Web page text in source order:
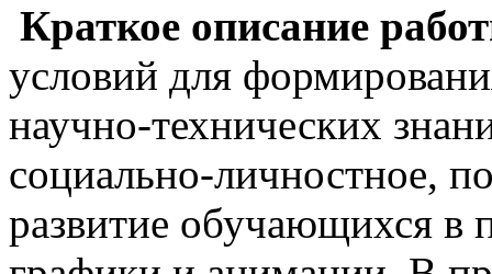
Краткое описание
условий для
научно-технических
социально-личностное,
развитие обучающихся в